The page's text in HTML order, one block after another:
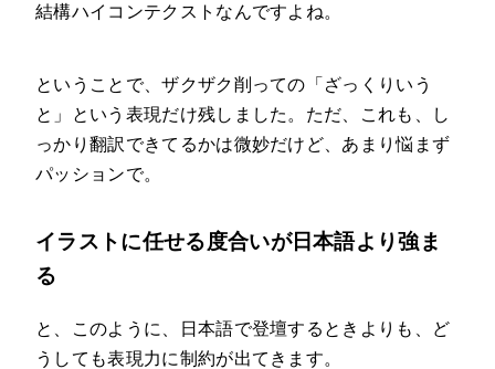
結構ハイコンテクストなんですよね。
ということで、ザクザク削っての「ざっくりいう
と」という表現だけ残しました。ただ、これも、し
っかり翻訳できてるかは微妙だけど、あまり悩まず
パッションで。
イラストに任せる度合いが日本語より強ま
る
と、このように、日本語で登壇するときよりも、ど
うしても表現力に制約が出てきます。